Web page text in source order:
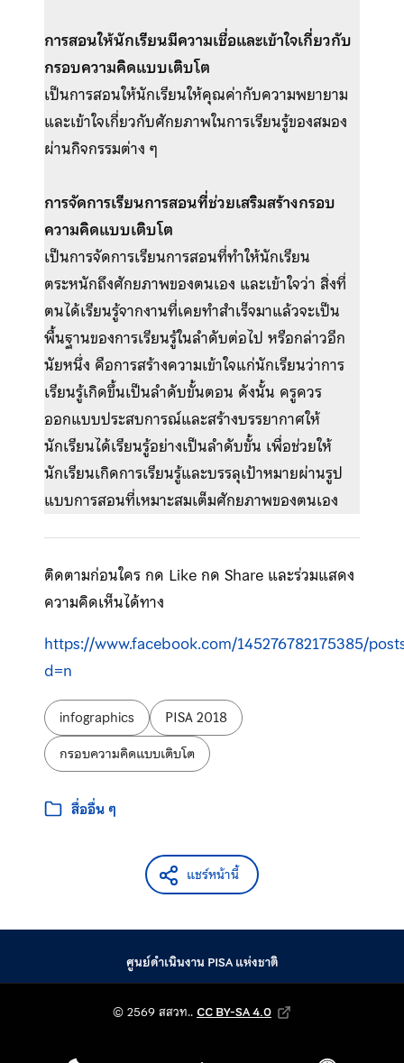
การสอนให้นักเรียนมีความเชื่อและเข้าใจเกี่ยวกับ
กรอบความคิดแบบเติบโต
เป็นการสอนให้นักเรียนให้คุณค่ากับความพยายาม
และเข้าใจเกี่ยวกับศักยภาพในการเรียนรู้ของสมอง
ผ่านกิจกรรมต่าง ๆ
การจัดการเรียนการสอนที่ช่วยเสริมสร้างกรอบ
ความคิดแบบเติบโต
เป็นการจัดการเรียนการสอนที่ทำให้นักเรียน
ตระหนักถึงศักยภาพของตนเอง และเข้าใจว่า สิ่งที่
ตนได้เรียนรู้จากงานที่เคยทำสำเร็จมาแล้วจะเป็น
พื้นฐานของการเรียนรู้ในลำดับต่อไป หรือกล่าวอีก
นัยหนึ่ง คือการสร้างความเข้าใจแก่นักเรียนว่าการ
เรียนรู้เกิดขึ้นเป็นลำดับขั้นตอน ดังนั้น ครูควร
ออกแบบประสบการณ์และสร้างบรรยากาศให้
นักเรียนได้เรียนรู้อย่างเป็นลำดับขั้น เพื่อช่วยให้
นักเรียนเกิดการเรียนรู้และบรรลุเป้าหมายผ่านรูป
แบบการสอนที่เหมาะสมเต็มศักยภาพของตนเอง
ติดตามก่อนใคร กด Like กด Share และร่วมแสดง
ความคิดเห็นได้ทาง
https://www.facebook.com/145276782175385/
d=n
ป้ายกำกับ:
infographics
PISA 2018
กรอบความคิดแบบเติบโต
หมวดหมู่:
สื่ออื่น ๆ
แชร์หน้านี้
ศูนย์ดำเนินงาน PISA แห่งชาติ
© 2569 สสวท.. CC BY-SA 4.0
Creative Commons Attribution-